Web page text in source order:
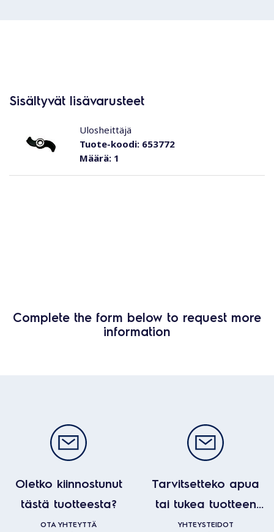
Sisältyvät lisävarusteet
Määrä:1
Tuote-koodi:653772
Ulosheittäjä
Complete the form below to request more
information
Oletko kiinnostunut
tästä tuotteesta?
OTA YHTEYTTÄ
Tarvitsetteko apua
tai tukea tuotteen
kanssa?
YHTEYSTEIDOT